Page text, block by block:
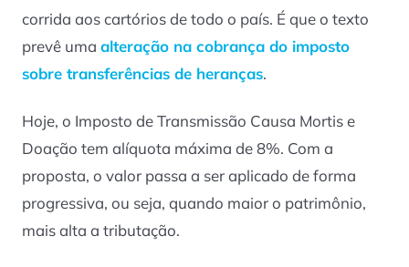
corrida aos cartórios de todo o país. É que o texto
prevê uma alteração na cobrança do imposto
sobre transferências de heranças.
Hoje, o Imposto de Transmissão Causa Mortis e
Doação tem alíquota máxima de 8%. Com a
proposta, o valor passa a ser aplicado de forma
progressiva, ou seja, quando maior o patrimônio,
mais alta a tributação.